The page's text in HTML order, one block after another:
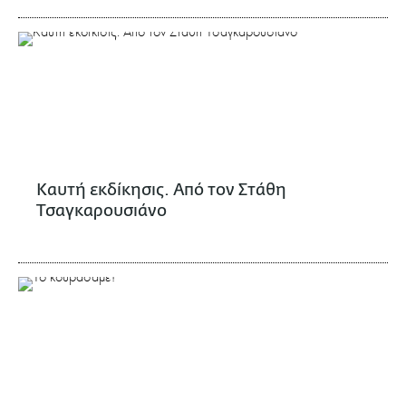
Καυτή εκδίκησις. Από τον Στάθη
Τσαγκαρουσιάνο